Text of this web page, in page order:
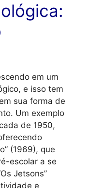
em um
e isso tem
sua forma de
Um exemplo
de 1950,
(1969), que
escolar a se
Jetsons”
e